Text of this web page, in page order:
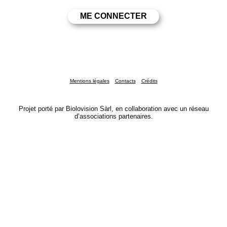
Mentions légales Contacts Crédits
Projet porté par Biolovision Sàrl, en collaboration avec un réseau
d’associations partenaires.